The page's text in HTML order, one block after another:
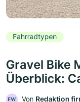
Fahrradtypen
Gravel Bike
Überblick:
FW Von Redaktion